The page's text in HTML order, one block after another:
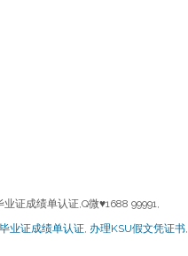
业证成绩单认证,Q微♥1688 99991,
业证成绩单认证, 办理KSU假文凭证书,